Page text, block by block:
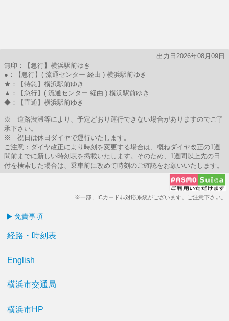
出力日2026年08月09日
無印：【急行】横浜駅前ゆき
●：【急行】( 流通センター 経由 ) 横浜駅前ゆき
★：【特急】横浜駅前ゆき
▲：【急行】( 流通センター 経由 ) 横浜駅前ゆき
◆：【直通】横浜駅前ゆき
※ 道路渋滞等により、予定どおり運行できない場合がありますのでご了
承下さい。
※ 祝日は休日ダイヤで運行いたします。
ご注意：ダイヤ改正により時刻を変更する場合は、概ねダイヤ改正の1週
間前までに新しい時刻表を掲載いたします。そのため、1週間以上先の日
付を検索した場合は、乗車前に改めて時刻のご確認をお願いいたします。
※一部、ICカード非対応系統がございます。ご注意下さい。
免責事項
経路・時刻表
English
横浜市交通局
横浜市HP